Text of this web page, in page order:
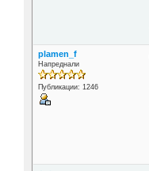
plamen_f
Напреднали
Публикации: 1246